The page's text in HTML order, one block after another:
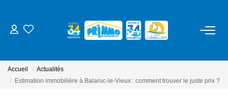
LOUER
Accueil
Actualités
Estimation immobilière à Balaruc-le-Vieux : comment trouver le juste prix ?